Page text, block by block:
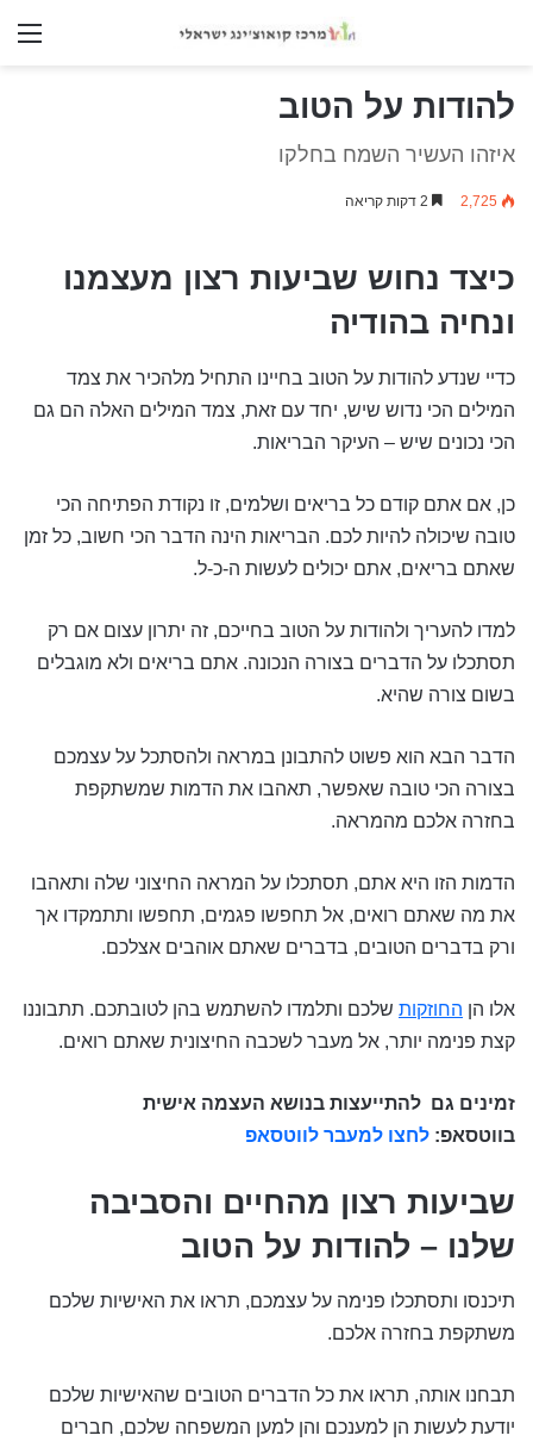
להודות על הטוב
איזהו העשיר השמח בחלקו
2,725
כיצד נחוש שביעות רצון מעצמנו
ונחיה בהודיה
כדיי שנדע להודות על הטוב בחיינו התחיל מלהכיר את צמד
המילים הכי נדוש שיש, יחד עם זאת, צמד המילים האלה הם גם
הכי נכונים שיש – העיקר הבריאות.
כן, אם אתם קודם כל בריאים ושלמים, זו נקודת הפתיחה הכי
טובה שיכולה להיות לכם. הבריאות הינה הדבר הכי חשוב, כל זמן
שאתם בריאים, אתם יכולים לעשות ה-כ-ל.
למדו להעריך ולהודות על הטוב בחייכם, זה יתרון עצום אם רק
תסתכלו על הדברים בצורה הנכונה. אתם בריאים ולא מוגבלים
בשום צורה שהיא.
הדבר הבא הוא פשוט להתבונן במראה ולהסתכל על עצמכם
בצורה הכי טובה שאפשר, תאהבו את הדמות שמשתקפת
בחזרה אלכם מהמראה.
הדמות הזו היא אתם, תסתכלו על המראה החיצוני שלה ותאהבו
את מה שאתם רואים, אל תחפשו פגמים, תחפשו ותתמקדו אך
ורק בדברים הטובים, בדברים שאתם אוהבים אצלכם.
אלו הן החוזקות שלכם ותלמדו להשתמש בהן לטובתכם. תתבוננו
קצת פנימה יותר, אל מעבר לשכבה החיצונית שאתם רואים.
זמינים גם להתייעצות בנושא העצמה אישית
בווטסאפ: לחצו למעבר לווטסאפ
שביעות רצון מהחיים והסביבה
שלנו – להודות על הטוב
תיכנסו ותסתכלו פנימה על עצמכם, תראו את האישיות שלכם
משתקפת בחזרה אלכם.
תבחנו אותה, תראו את כל הדברים הטובים שהאישיות שלכם
יודעת לעשות הן למענכם והן למען המשפחה שלכם, חברים